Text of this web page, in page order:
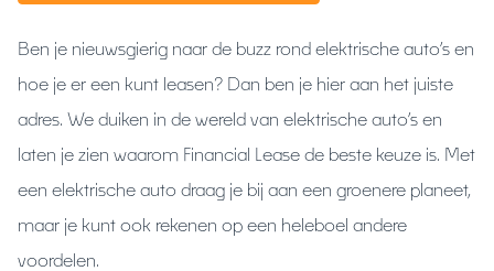
Ben je nieuwsgierig naar de buzz rond elektrische auto’s en
hoe je er een kunt leasen? Dan ben je hier aan het juiste
adres. We duiken in de wereld van elektrische auto’s en
laten je zien waarom Financial Lease de beste keuze is. Met
een elektrische auto draag je bij aan een groenere planeet,
maar je kunt ook rekenen op een heleboel andere
voordelen.